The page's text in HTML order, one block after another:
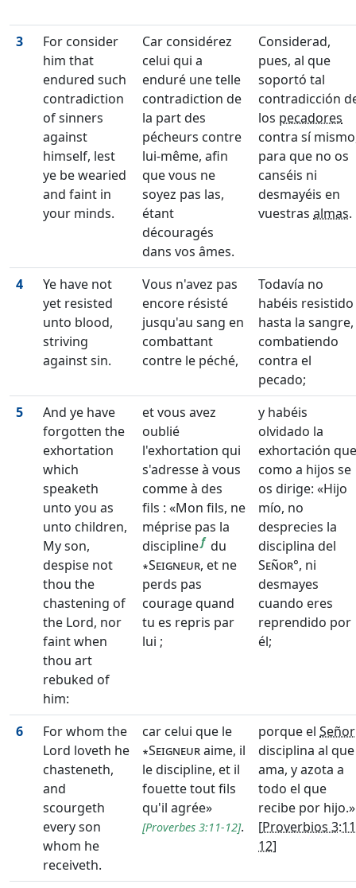
3
For consider
him that
endured such
contradiction
of sinners
against
himself, lest
ye be wearied
and faint in
your minds.
Car considérez
celui qui a
enduré une telle
contradiction de
la part des
pécheurs contre
lui-même, afin
que vous ne
soyez pas las,
étant
découragés
dans vos âmes.
Considerad,
pues, al que
soportó tal
contradicción
los pecadores
contra sí
para que no os
canséis ni
desmayéis en
vuestras almas.
4
Ye have not
yet resisted
unto blood,
striving
against sin.
Vous n'avez pas
encore résisté
jusqu'au sang en
combattant
contre le péché,
Todavía no
habéis resistido
hasta la sangre,
combatiendo
contra el
pecado;
5
And ye have
forgotten the
exhortation
which
speaketh
unto you as
unto children,
My son,
despise not
thou the
chastening of
the Lord, nor
faint when
thou art
rebuked of
him:
et vous avez
oublié
l'exhortation qui
s'adresse à vous
comme à des
fils : «Mon fils, ne
méprise pas la
disciplinef du
∗Seigneur, et ne
perds pas
courage quand
tu es repris par
lui ;
y habéis
olvidado la
exhortación que
como a hijos se
os dirige: «Hijo
mío, no
desprecies la
disciplina del
Señor°, ni
desmayes
cuando eres
reprendido por
él;
6
For whom the
Lord loveth he
chasteneth,
and
scourgeth
every son
whom he
receiveth.
car celui que le
∗Seigneuraime, il
le discipline, et il
fouette tout fils
qu'il agrée»
[Proverbes 3:11-12].
porque el Señor
disciplina al que
ama, y azota a
todo el que
recibe por hijo.»
[Proverbios 3:11
12]